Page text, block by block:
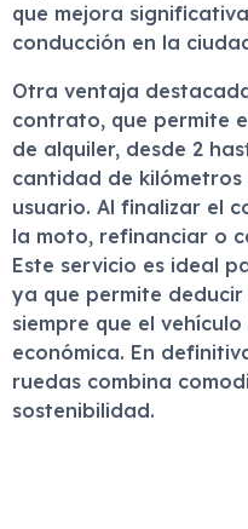
que mejora
conducción en la
Otra ventaja
contrato, que permite
de alquiler, desde 2
cantidad de kilómetros
usuario. Al finalizar el
la moto, refinanciar o
Este servicio es ideal
ya que permite
siempre que el
económica. En
ruedas combina
sostenibilidad.